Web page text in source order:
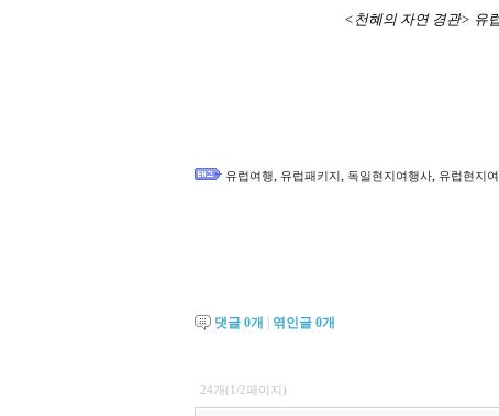
<천혜의 자연 경관> 유
유럽여행, 유럽패키지, 독일현지여행사, 유럽현지
댓글 0개 엮인글 0개
24개(1/2페이지)